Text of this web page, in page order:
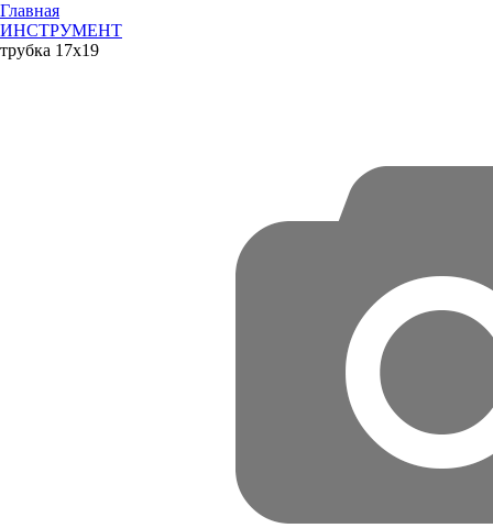
Главная
ИНСТРУМЕНТ
трубка 17х19